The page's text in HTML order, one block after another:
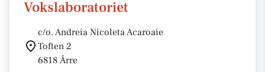
Vokslaboratoriet
c/o. Andreia Nicoleta Acaroaie
Toften 2
6818 Årre